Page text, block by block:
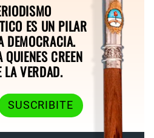
ES UN PILAR
DEMOCRACIA.
CREEN
LA VERDAD.
SUSCRIBITE